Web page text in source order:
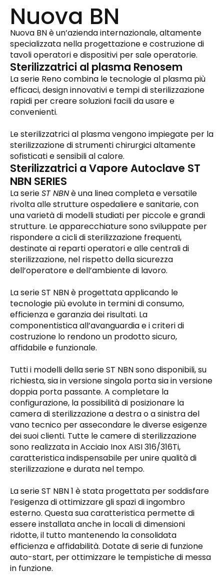
Nuova BN
Nuova BN è un’azienda internazionale, altamente
specializzata nella progettazione e costruzione di
tavoli operatori e dispositivi per sale operatorie.
Sterilizzatrici al plasma Renosem
La serie Reno combina le tecnologie al plasma più
efficaci, design innovativi e tempi di sterilizzazione
rapidi per creare soluzioni facili da usare e
convenienti.
Le sterilizzatrici al plasma vengono impiegate per la
sterilizzazione di strumenti chirurgici altamente
sofisticati e sensibili al calore.
Sterilizzatrici a Vapore Autoclave ST
NBN SERIES
La serieST NBNè una linea completa e versatile
rivolta alle strutture ospedaliere e sanitarie, con
una varietà di modelli studiati per piccole e grandi
strutture. Le apparecchiature sono sviluppate per
rispondere a cicli di sterilizzazione frequenti,
destinate ai reparti operatori e alle centrali di
sterilizzazione, nel rispetto della sicurezza
dell’operatore e dell’ambiente di lavoro.
La serie ST NBN è progettata applicando le
tecnologie più evolute in termini di consumo,
efficienza e garanzia dei risultati. La
componentistica all’avanguardia e i criteri di
costruzione lo rendono un prodotto sicuro,
affidabile e funzionale.
Tutti i modelli della serie ST NBN sono disponibili, su
richiesta, sia in versione singola porta sia in versione
doppia porta passante. A completare la
configurazione, la possibilità di posizionare la
camera di sterilizzazione a destra o a sinistra del
vano tecnico per assecondare le diverse esigenze
dei suoi clienti. Tutte le camere di sterilizzazione
sono realizzata in Acciaio Inox AISI 316/316Ti,
caratteristica indispensabile per unire qualità di
sterilizzazione e durata nel tempo.
La serie ST NBN 1 è stata progettata per soddisfare
l’esigenza di ottimizzare gli spazi di ingombro
esterno. Questa sua caratteristica permette di
essere installata anche in locali di dimensioni
ridotte, il tutto mantenendo la consolidata
efficienza e affidabilità. Dotate di serie di funzione
auto-start, per ottimizzare le tempistiche di messa
in funzione.